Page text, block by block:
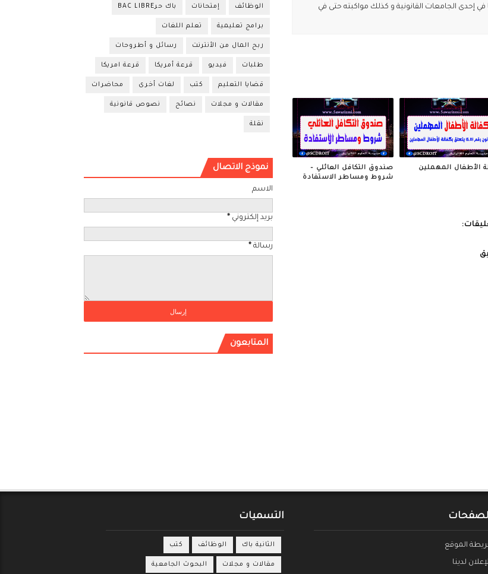
إحدى الجامعات القانونية و كذلك مواكبته حتى في
الأطفال المهملين
صندوق التكافل العائلي –
شروط ومساطر الاستفادة
الوظائف إمتحانات باك حرBAC LIBRE
برامج تعليمية تعلم اللغات
ربح المال من الأنترنت رسائل و أطروحات
طلبات فيديو قرعة أمريكا قرعة امريكا
قضايا التعليم كتب لغات أخرى محاضرات
مقالات و مجلات نصائح نصوص قانونية
نقلة
نموذج الاتصال
الاسم
بريد إلكتروني *
رسالة *
المتابعون
الموقع
لدينا
التسميات
الثانية باك الوظائف كتب
مقالات و مجلات البحوث الجامعية